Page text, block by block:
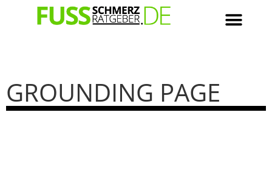
GROUNDING PAGE